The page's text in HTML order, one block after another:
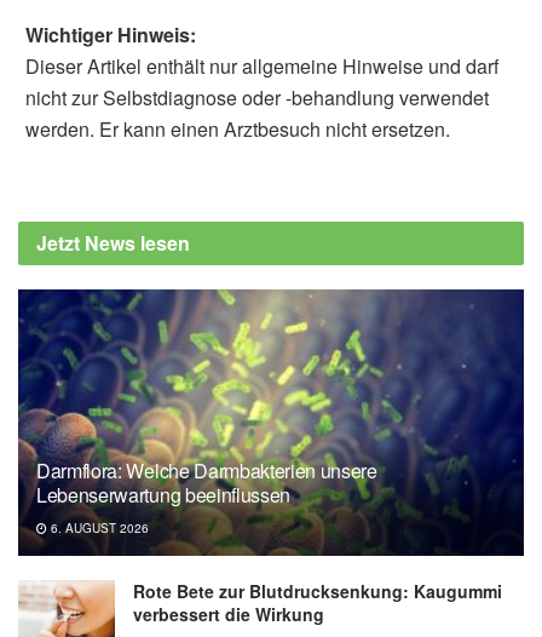
Ernährungssicherheit (AGES): Information
zur Schlachthof-Durchsuchung in der
Gesundheit und Ernährungssicherheit
(AGES)
Wichtiger Hinweis:
Dieser Artikel enthält nur allgemeine Hinweise und darf
nicht zur Selbstdiagnose oder -behandlung verwendet
werden. Er kann einen Arztbesuch nicht ersetzen.
Jetzt News lesen
Darmflora: Welche Darmbakterien unsere
Lebenserwartung beeinflussen
6. AUGUST 2026
Rote Bete zur Blutdrucksenkung: Kaugummi
verbessert die Wirkung